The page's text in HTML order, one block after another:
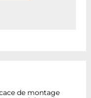
de montage